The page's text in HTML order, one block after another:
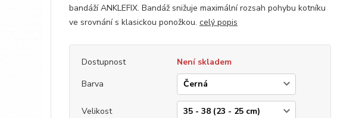
bandáží ANKLEFIX. Bandáž snižuje maximální rozsah pohybu kotníku
ve srovnání s klasickou ponožkou. celý popis
Dostupnost
Není skladem
Barva
Velikost